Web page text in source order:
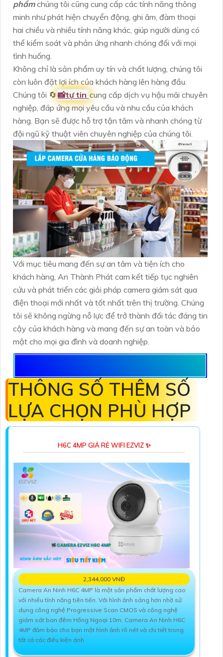
phẩmchúng tôi cũng cung cấp các tính năng thông
minh như phát hiện chuyển động, ghi âm, đàm thoại
hai chiều và nhiều tính năng khác, giúp người dùng có
thể kiểm soát và phản ứng nhanh chóng đối với mọi
tình huống.
Không chỉ là sản phẩm uy tín và chất lượng, chúng tôi
còn luôn đặt lợi ích của khách hàng lên hàng đầu.
Chúng tôi 🔄 📸tự tin cung cấp dịch vụ hậu mãi chuyên
nghiệp, đáp ứng mọi yêu cầu và nhu cầu của khách
hàng. Bạn sẽ được hỗ trợ tận tâm và nhanh chóng từ
đội ngũ kỹ thuật viên chuyên nghiệp của chúng tôi.
Với mục tiêu mang đến sự an tâm và tiện ích cho
khách hàng, An Thành Phát cam kết tiếp tục nghiên
cứu và phát triển các giải pháp camera giám sát qua
điện thoại mới nhất và tốt nhất trên thị trường. Chúng
tôi sẽ không ngừng nỗ lực để trở thành đối tác đáng tin
cậy của khách hàng và mang đến sự an toàn và bảo
mật cho mọi gia đình và doanh nghiệp.
THÔNG SỐ THÊM SỐ
LỰA CHỌN PHÙ HỢP
H6C 4MP GIÁ RẺ WIFI EZVIZ ✨
2,344,000 VNĐ
Camera An Ninh H6C 4MP là một sản phẩm chất lượng cao
với nhiều tính năng tiên tiến. Với hình ảnh sáng hơn nhờ sử
dụng công nghệ Progressive Scan CMOS và công nghệ
giám sát ban đêm Hồng Ngoại 10m, Camera An Ninh H6C
4MP đảm bảo cho bạn một hình ảnh rõ nét và chi tiết trong
tất cả các điều kiện ánh